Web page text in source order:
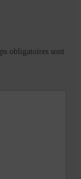
obligatoires sont